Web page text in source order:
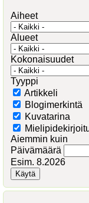
Aiheet
Alueet
Kokonaisuudet
Tyyppi
Artikkeli
Blogimerkintä
Kuvatarina
Aiemmin kuin
Päivämäärä
Esim. 8.2026